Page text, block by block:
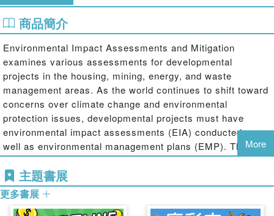
商品簡介
Environmental Impact Assessments and Mitigation
examines various assessments for developmental
projects in the housing, mining, energy, and waste
management areas. As the world continues to shift toward
concerns over climate change and environmental
protection issues, developmental projects must have
environmental impact assessments (EIA) conducted as
well as environmental management plans (EMP). This
book describes how all phases of a project, from planning,
to operation, to post operation, must consider potential
environmental impacts and their mitigation.
More
主題書展
更多書展